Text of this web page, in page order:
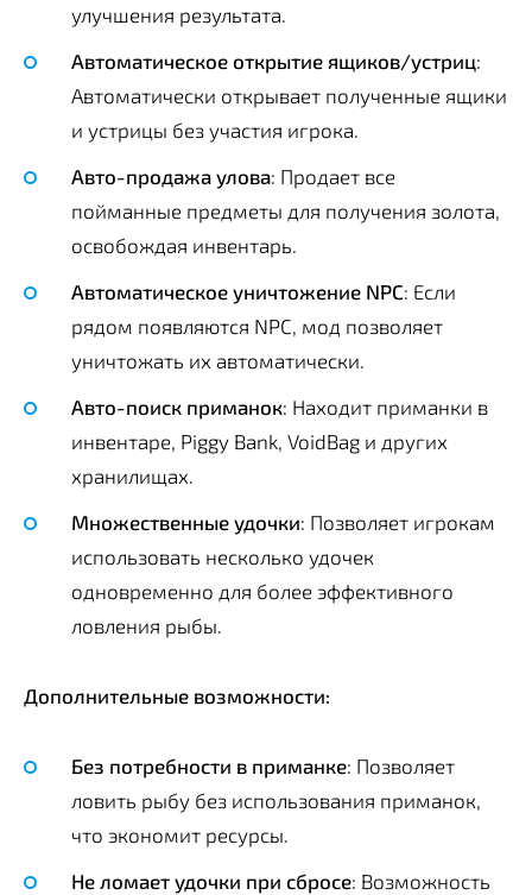
улучшения результата.
Автоматическое открытие ящиков/устриц:
Автоматически открывает полученные ящики
и устрицы без участия игрока.
Авто-продажа улова: Продает все
пойманные предметы для получения золота,
освобождая инвентарь.
Автоматическое уничтожение NPC: Если
рядом появляются NPC, мод позволяет
уничтожать их автоматически.
Авто-поиск приманок: Находит приманки в
инвентаре, Piggy Bank, VoidBag и других
хранилищах.
Множественные удочки: Позволяет игрокам
использовать несколько удочек
одновременно для более эффективного
ловления рыбы.
Дополнительные возможности:
Без потребности в приманке: Позволяет
ловить рыбу без использования приманок,
что экономит ресурсы.
Не ломает удочки при сбросе: Возможность